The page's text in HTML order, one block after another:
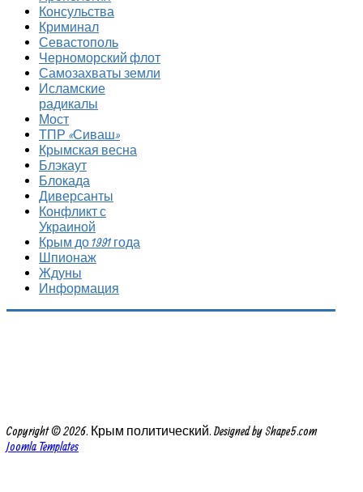
Консульства
Криминал
Севастополь
Черноморский флот
Самозахваты земли
Исламские
радикалы
Мост
ТПР «Сиваш»
Крымская весна
Блэкаут
Блокада
Диверсанты
Конфликт с
Украиной
Крым до 1991 года
Шпионаж
Ждуны
Информация
Copyright © 2026. Крым политический. Designed by Shape5.com
Joomla Templates